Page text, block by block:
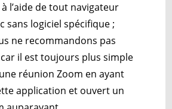
l’aide de tout navigateur
sans logiciel spécifique ;
ne recommandons pas
il est toujours plus simple
réunion Zoom en ayant
application et ouvert un